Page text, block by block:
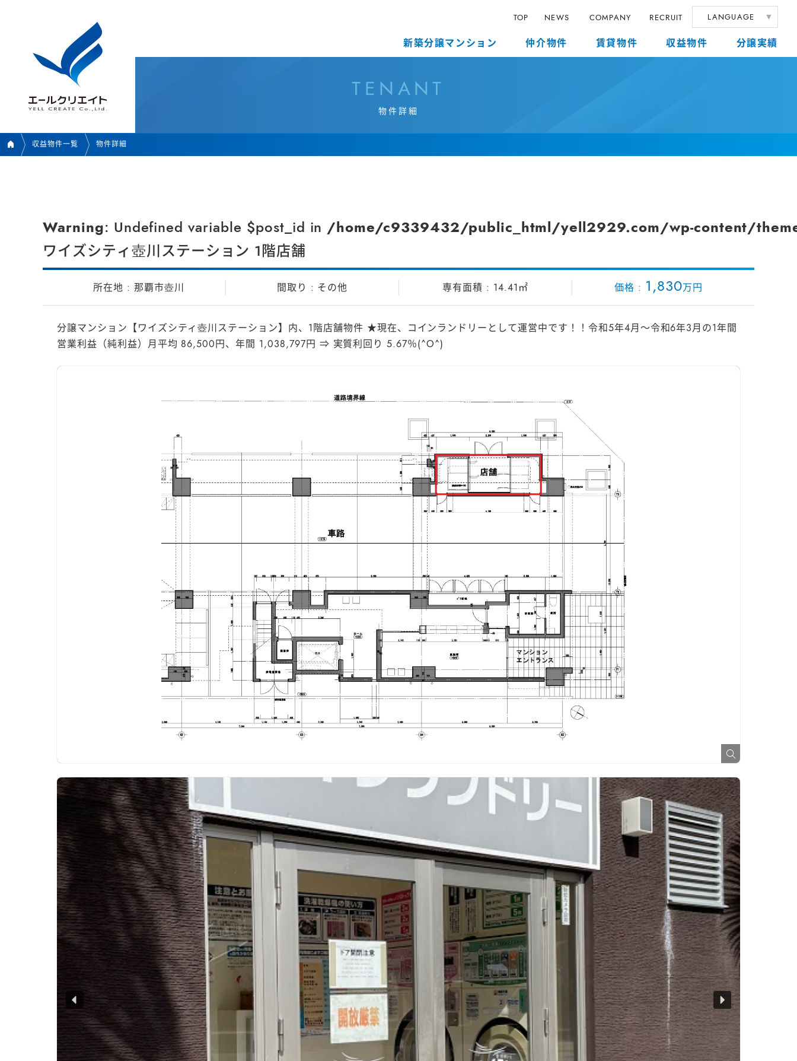
TOP NEWS COMPANY RECRUIT LANGUAGE
新築分譲マンション 仲介物件 賃貸物件 収益物件 分譲実績
物件詳細
TE N ANT
収益物件一覧 物件詳細
Warning: Undefined variable $post_id in /home/c9339432/public_html/yell2929.com/wp-content/
ワイズシティ壺川ステーション 1階店舗
那覇市壺川 その他 14.41㎡ 1,830万円
分譲マンション【ワイズシティ壺川ステーション】内、1階店舗物件 ★現在、コインランドリーとして運営中です！！令和5年4月～令和6年3月の1年間
営業利益（純利益）月平均 86,500円、年間 1,038,797円 ⇒ 実質利回り 5.67％(^O^)